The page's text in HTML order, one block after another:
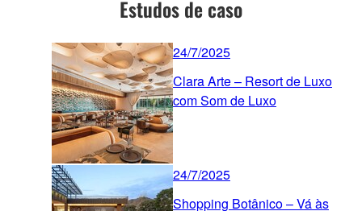
Estudos de caso
24/7/2025
Clara Arte – Resort de Luxo
com Som de Luxo
24/7/2025
Shopping Botânico – Vá às